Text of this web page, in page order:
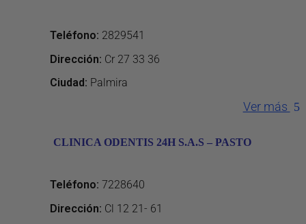
Teléfono: 2829541
Dirección: Cr 27 33 36
Ciudad: Palmira
Ver más
CLINICA ODENTIS 24H S.A.S – PASTO
Teléfono: 7228640
Dirección: Cl 12 21- 61